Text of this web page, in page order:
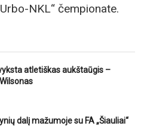
NKL“ čempionate.
atletiškas aukštaūgis –
dalį mažumoje su FA „Šiauliai“